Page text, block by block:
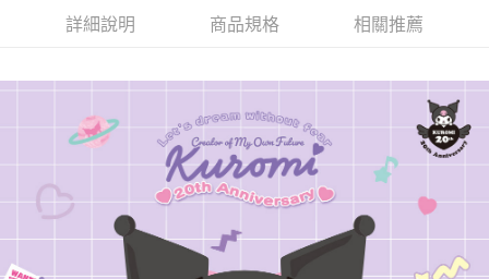
【大哥付你分期使用說明】
3.實際核准額度、可分期數及費用金額請依後續交易確認頁面所載為準。
4.訂單成立30分鐘內，如未前往確認交易或遇審核未通過，訂單將自動取
消。如遇「轉專審核」未通過狀況，表示未達大哥付你分期系統評分，恕無
法說明評估內容。
【繳款方式說明】
1.分期款項不併入電信帳單，「大哥付你分期」於每月結算日後寄送繳費提
2.透過簡訊連結打開帳單後，可選擇「超商條碼／台灣大直營門市／銀行轉
相關說明
AFTEE先享後付是「在收到商品之後才付款」的支付方式。 讓您購物簡單
便利好安心！
１．簡單：不需註冊會員、不需綁卡、不需儲值。
２．便利：只要手機號碼，簡訊認證，即可結帳。
３．安心：先確認商品／服務後，再付款。
【「AFTEE先享後付」結帳流程】
１．於結帳方式選擇「AFTEE先享後付」後，將跳轉至「AFTEE先享後付」
全家取貨付款
每筆NT$80，滿NT$1,000(含以上)免運費
詳細說明 商品規格 相關推薦